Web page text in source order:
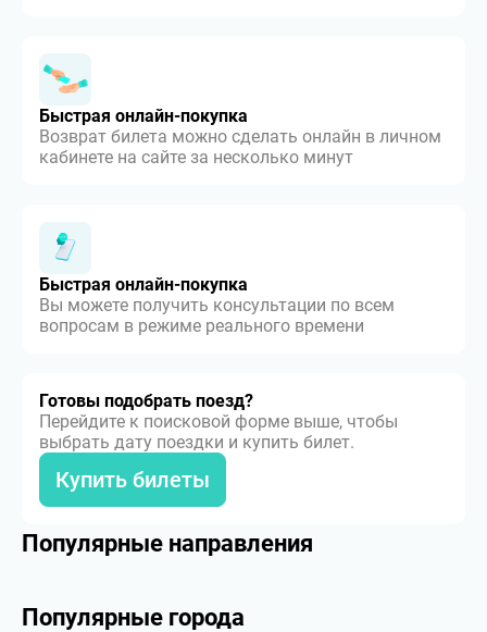
Быстрая онлайн-покупка
Возврат билета можно сделать онлайн в личном
кабинете на сайте за несколько минут
Быстрая онлайн-покупка
Вы можете получить консультации по всем
вопросам в режиме реального времени
Готовы подобрать поезд?
Перейдите к поисковой форме выше, чтобы
выбрать дату поездки и купить билет.
Купить билеты
Популярные направления
Популярные города